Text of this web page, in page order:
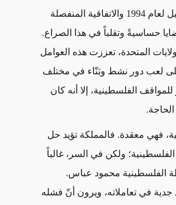
- على النحو المعترف به في معاهدة السلام مع إسرائيل لعام 1994 والاتفاقية المنفصلة
حساسيةً وتقلباً في هذا الصراع.
المتحدة،تعززت هذه العوامل
لعب دور نشط وبَنّاء في مختلف
الفلسطينية، إلا أنه كان
.
فهي معقدة. فالمملكة تؤيد حل
ولكن في السر، غالباً
الفلسطينية محمود عباس.
جدية فيتعاملاته، ويرون أنّ فشله